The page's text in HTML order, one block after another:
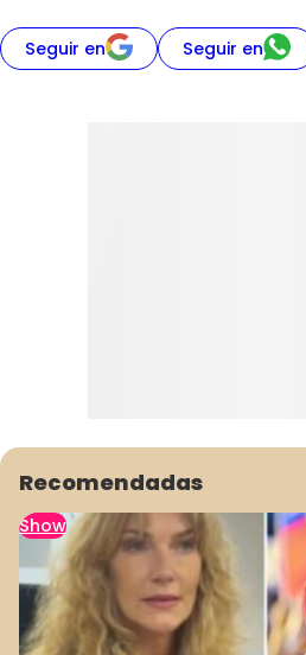
Seguir en Seguir en
Recomendadas
Show